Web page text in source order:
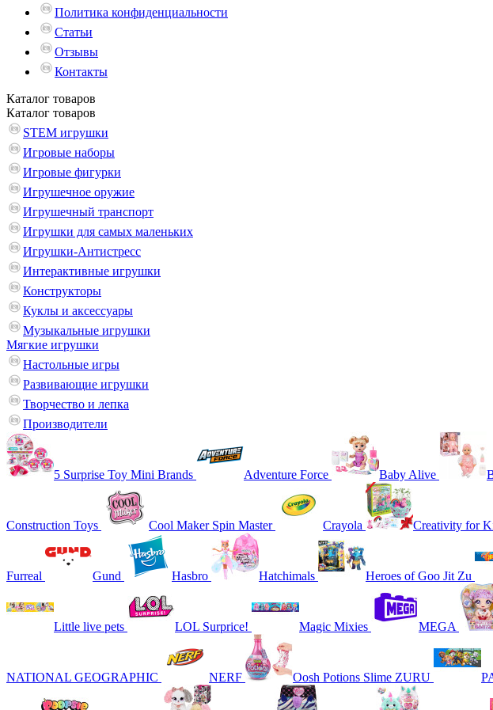
Политика конфиденциальности
Статьи
Отзывы
Контакты
Каталог товаров
Каталог товаров
STEM игрушки
Игровые наборы
Игровые фигурки
Игрушечное оружие
Игрушечный транспорт
Игрушки для самых маленьких
Игрушки-Антистресс
Интерактивные игрушки
Конструкторы
Куклы и аксессуары
Музыкальные игрушки
Мягкие игрушки
Настольные игры
Развивающие игрушки
Творчество и лепка
Производители
5 Surprise Toy Mini Brands Adventure Force Baby Alive
Construction Toys Cool Maker Spin Master Crayola Creativity for
Furreal Gund Hasbro Hatchimals Heroes of Goo Jit Zu
Little live pets LOL Surprice! Magic Mixies MEGA
NATIONAL GEOGRAPHIC NERF Oosh Potions Slime ZURU